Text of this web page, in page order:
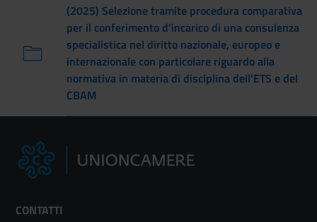
(2025) Selezione tramite procedura comparativa
per il conferimento d'incarico di una consulenza
specialistica nel diritto nazionale, europeo e
internazionale con particolare riguardo alla
normativa in materia di disciplina dell'ETS e del
CBAM
CONTATTI